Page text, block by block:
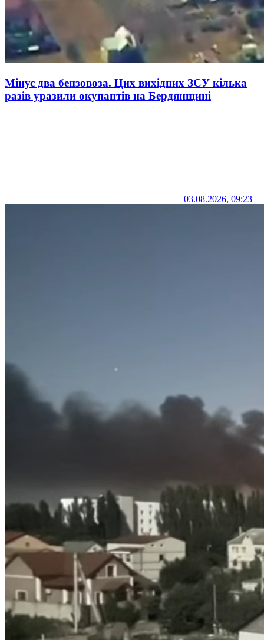
Мінус два бензовоза. Цих вихідних ЗСУ кілька
разів уразили окупантів на Бердянщині
03.08.2026, 09:23